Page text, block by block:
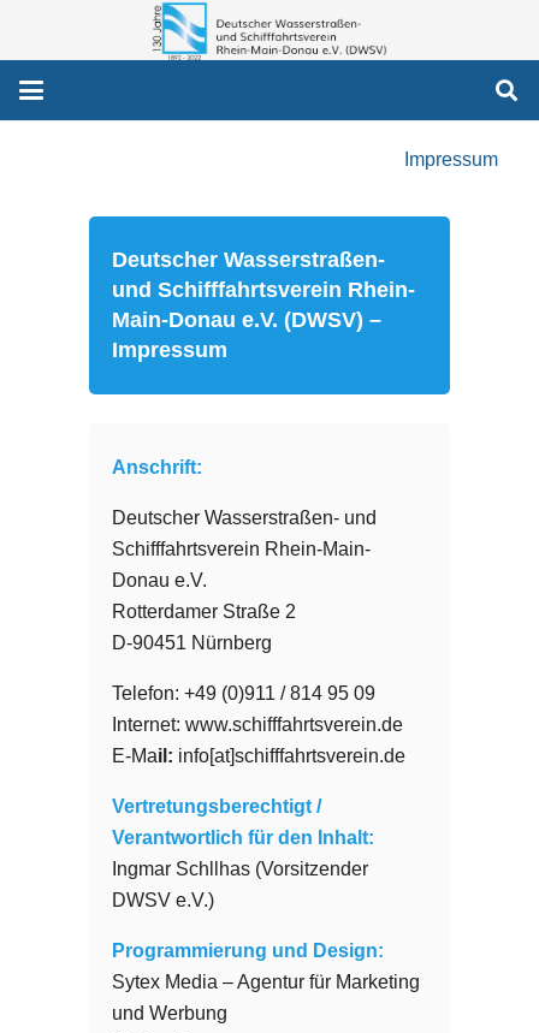
Impressum
Deutscher Wasserstraßen-
und Schifffahrtsverein Rhein-
Main-Donau e.V. (DWSV) –
Impressum
Anschrift:
Deutscher Wasserstraßen- und
Schifffahrtsverein Rhein-Main-
Donau e.V.
Rotterdamer Straße 2
D-90451 Nürnberg
Telefon: +49 (0)911 / 814 95 09
Internet: www.schifffahrtsverein.de
E-Mail: info[at]schifffahrtsverein.de
Vertretungsberechtigt /
Verantwortlich für den Inhalt:
Ingmar Schllhas (Vorsitzender
DWSV e.V.)
Programmierung und Design:
Sytex Media – Agentur für Marketing
und Werbung